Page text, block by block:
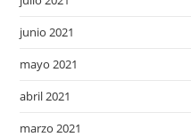
junio 2021
mayo 2021
abril 2021
marzo 2021